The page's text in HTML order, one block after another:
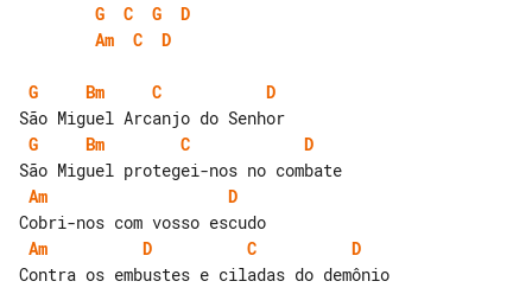
G
C G
D
Am
C D
G Bm C
D
G
Bm C
D
Am
D
Am
D C
D
Contra os embustes e ciladas do demônio